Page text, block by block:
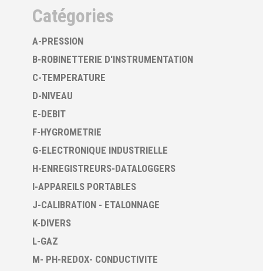
Catégories
A-PRESSION
B-ROBINETTERIE D'INSTRUMENTATION
C-TEMPERATURE
D-NIVEAU
E-DEBIT
F-HYGROMETRIE
G-ELECTRONIQUE INDUSTRIELLE
H-ENREGISTREURS-DATALOGGERS
I-APPAREILS PORTABLES
J-CALIBRATION - ETALONNAGE
K-DIVERS
L-GAZ
M- PH-REDOX- CONDUCTIVITE